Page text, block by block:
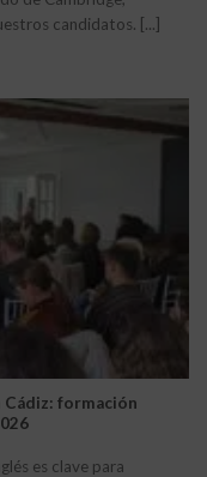
candidatos. [...]
Cádiz: formación
es clave para